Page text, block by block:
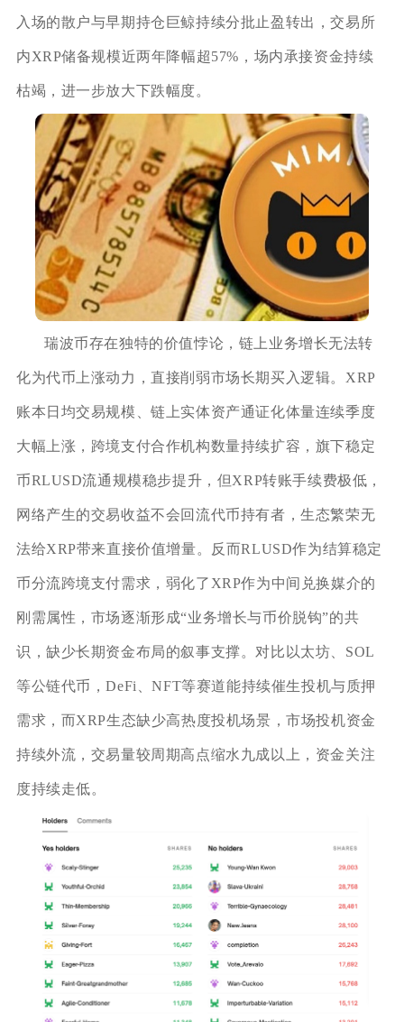
入场的散户与早期持仓巨鲸持续分批止盈转出，交易所
内XRP储备规模近两年降幅超57%，场内承接资金持续
枯竭，进一步放大下跌幅度。
瑞波币存在独特的价值悖论，链上业务增长无法转
化为代币上涨动力，直接削弱市场长期买入逻辑。XRP
账本日均交易规模、链上实体资产通证化体量连续季度
大幅上涨，跨境支付合作机构数量持续扩容，旗下稳定
币RLUSD流通规模稳步提升，但XRP转账手续费极低，
网络产生的交易收益不会回流代币持有者，生态繁荣无
法给XRP带来直接价值增量。反而RLUSD作为结算稳定
币分流跨境支付需求，弱化了XRP作为中间兑换媒介的
刚需属性，市场逐渐形成“业务增长与币价脱钩”的共
识，缺少长期资金布局的叙事支撑。对比以太坊、SOL
等公链代币，DeFi、NFT等赛道能持续催生投机与质押
需求，而XRP生态缺少高热度投机场景，市场投机资金
持续外流，交易量较周期高点缩水九成以上，资金关注
度持续走低。